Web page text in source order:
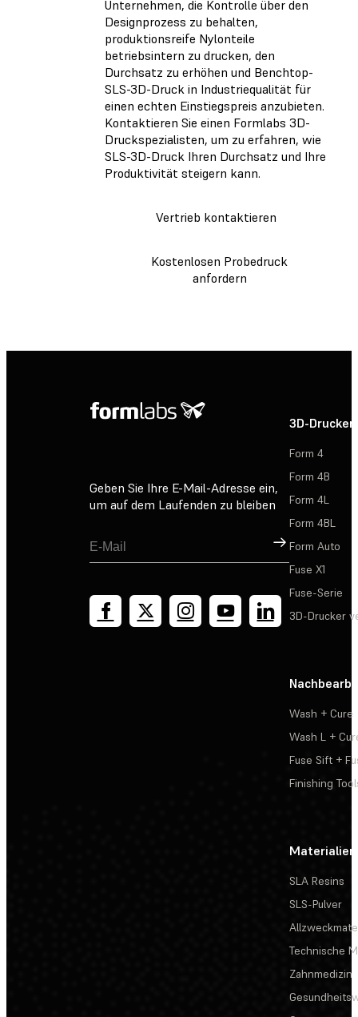
Unternehmen, die Kontrolle über den
Designprozess zu behalten,
produktionsreife Nylonteile
betriebsintern zu drucken, den
Durchsatz zu erhöhen und Benchtop-
SLS-3D-Druck in Industriequalität für
einen echten Einstiegspreis anzubieten.
Kontaktieren Sie einen Formlabs 3D-
Druckspezialisten, um zu erfahren, wie
SLS-3D-Druck Ihren Durchsatz und Ihre
Produktivität steigern kann.
Vertrieb kontaktieren
Kostenlosen Probedruck
anfordern
Geben Sie Ihre E-Mail-Adresse ein,
um auf dem Laufenden zu bleiben
Registrieren
3D-Drucker
Form 4
Form 4B
Form 4L
Form 4BL
Form Auto
Fuse X1
Fuse-Serie
3D-Drucker
Wash + Cure
Wash L +
Fuse Sift +
Finishing
Materialien
SLA Resins
SLS-Pulver
Technische
Zahnmedizin